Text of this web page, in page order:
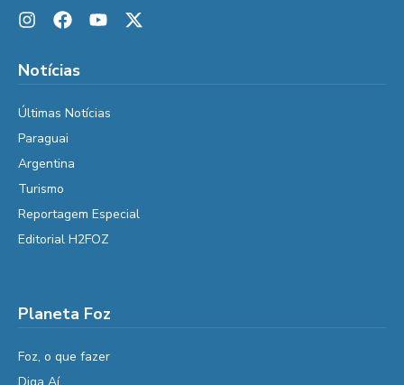
Notícias
Últimas Notícias
Paraguai
Argentina
Turismo
Reportagem Especial
Editorial H2FOZ
Planeta Foz
Foz, o que fazer